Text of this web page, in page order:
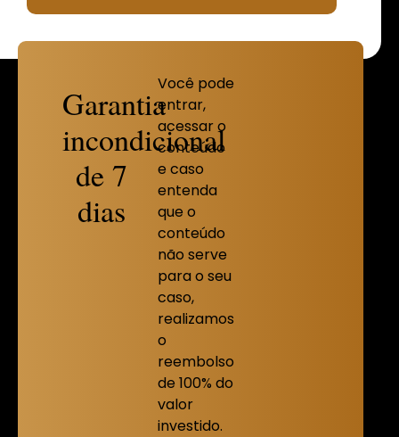
Garantia
incondicional
de 7
dias
Você pode
entrar,
acessar o
conteúdo
e caso
entenda
que o
conteúdo
não serve
para o seu
caso,
realizamos
o
reembolso
de 100% do
valor
investido.